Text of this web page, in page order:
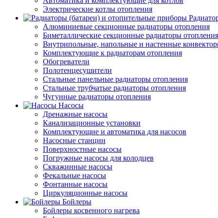
Электрические котлы отопления
Алюминиевые секционные радиаторы отопления
Биметаллические секционные радиаторы отопления
Внутрипольные, напольные и настенные
Комплектующие к радиаторам отопления
Обогреватели
Полотенцесушители
Стальные панельные радиаторы отопления
Стальные трубчатые радиаторы отопления
Чугунные радиаторы отопления
Насосы
Дренажные насосы
Канализационные установки
Комплектующие и автоматика для насосов
Насосные станции
Поверхностные насосы
Погружные насосы для колодцев
Скважинные насосы
Фекальные насосы
Фонтанные насосы
Циркуляционные насосы
Бойлеры
Бойлеры косвенного нагрева